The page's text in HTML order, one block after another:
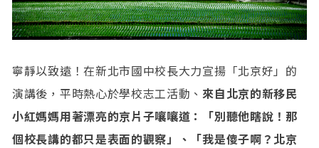
寧靜以致遠！在新北市國中校長大力宣揚「北京好」的
演講後，平時熱心於學校志工活動、來自北京的新移民
小紅媽媽用著漂亮的京片子嚷嚷道：「別聽他瞎說！那
個校長講的都只是表面的觀察」、「我是傻子啊？北京